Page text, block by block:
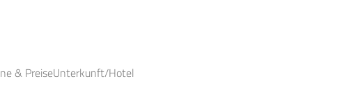
& PreiseUnterkunft/Hotel